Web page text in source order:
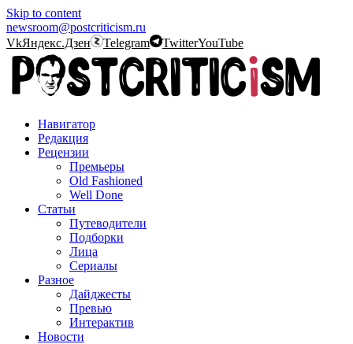
Skip to content
newsroom@postcriticism.ru
VkЯндекс.Дзен Telegram TwitterYouTube
Навигатор
Редакция
Рецензии
Премьеры
Old Fashioned
Well Done
Статьи
Путеводители
Подборки
Лица
Сериалы
Разное
Дайджесты
Превью
Интерактив
Новости